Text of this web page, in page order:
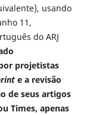
usando
11,
do ARJ
projetistas
e a revisão
de seus artigos
Times, apenas